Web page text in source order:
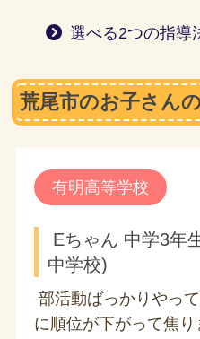
選べる2つの指導
荒尾市のお子さん
有明高等学校
Eちゃん 中学3年
中学校)
部活動ばっかりやっ
に順位が下がって焦